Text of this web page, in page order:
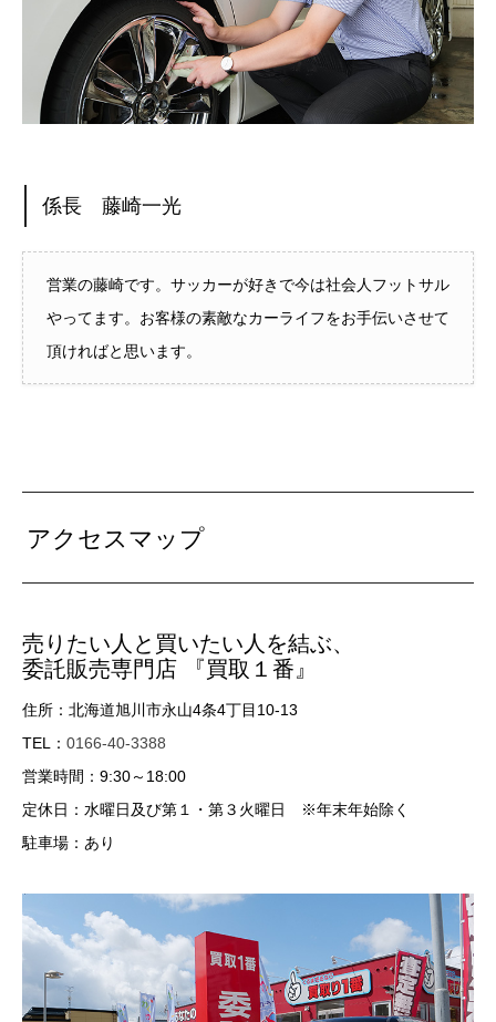
係長 藤崎一光
営業の藤崎です。サッカーが好きで今は社会人フットサル
やってます。お客様の素敵なカーライフをお手伝いさせて
頂ければと思います。
アクセスマップ
売りたい人と買いたい人を結ぶ、
委託販売専門店 『買取１番』
住所：北海道旭川市永山4条4丁目10-13
TEL： 0166-40-3388
営業時間：9:30～18:00
定休日：水曜日及び第１・第３火曜日 ※年末年始除く
駐車場：あり